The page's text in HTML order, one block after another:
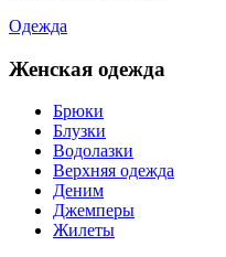
Одежда
Женская одежда
Брюки
Блузки
Водолазки
Верхняя одежда
Деним
Джемперы
Жилеты